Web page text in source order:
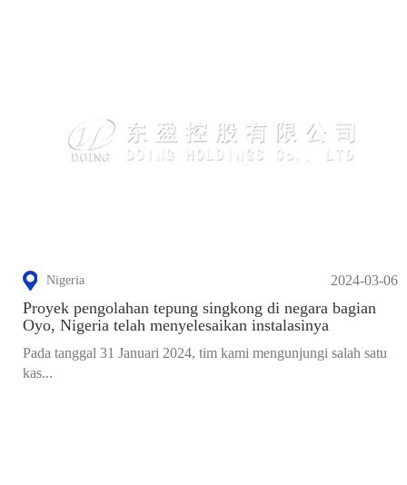
Nigeria 2024-03-06
Proyek pengolahan tepung singkong di negara bagian
Oyo, Nigeria telah menyelesaikan instalasinya
Pada tanggal 31 Januari 2024, tim kami mengunjungi salah satu
kas...